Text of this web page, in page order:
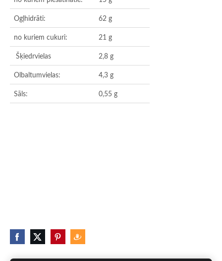
Ogļhidrāti:
62 g
no kuriem cukuri:
21 g
Šķiedrvielas
2,8 g
Olbaltumvielas:
4,3 g
Sāls:
0,55 g